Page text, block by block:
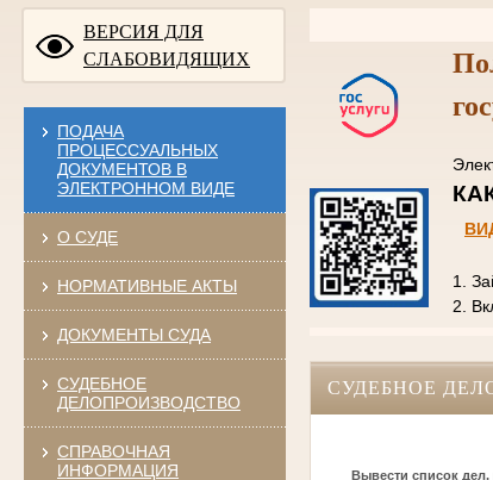
ВЕРСИЯ ДЛЯ
СЛАБОВИДЯЩИХ
ПОДАЧА
ПРОЦЕССУАЛЬНЫХ
ДОКУМЕНТОВ В
ЭЛЕКТРОННОМ ВИДЕ
О СУДЕ
НОРМАТИВНЫЕ АКТЫ
ДОКУМЕНТЫ СУДА
СУДЕБНОЕ
ДЕЛОПРОИЗВОДСТВО
СПРАВОЧНАЯ
ИНФОРМАЦИЯ
1.
2.
СУДЕБНОЕ
Вывести список дел,